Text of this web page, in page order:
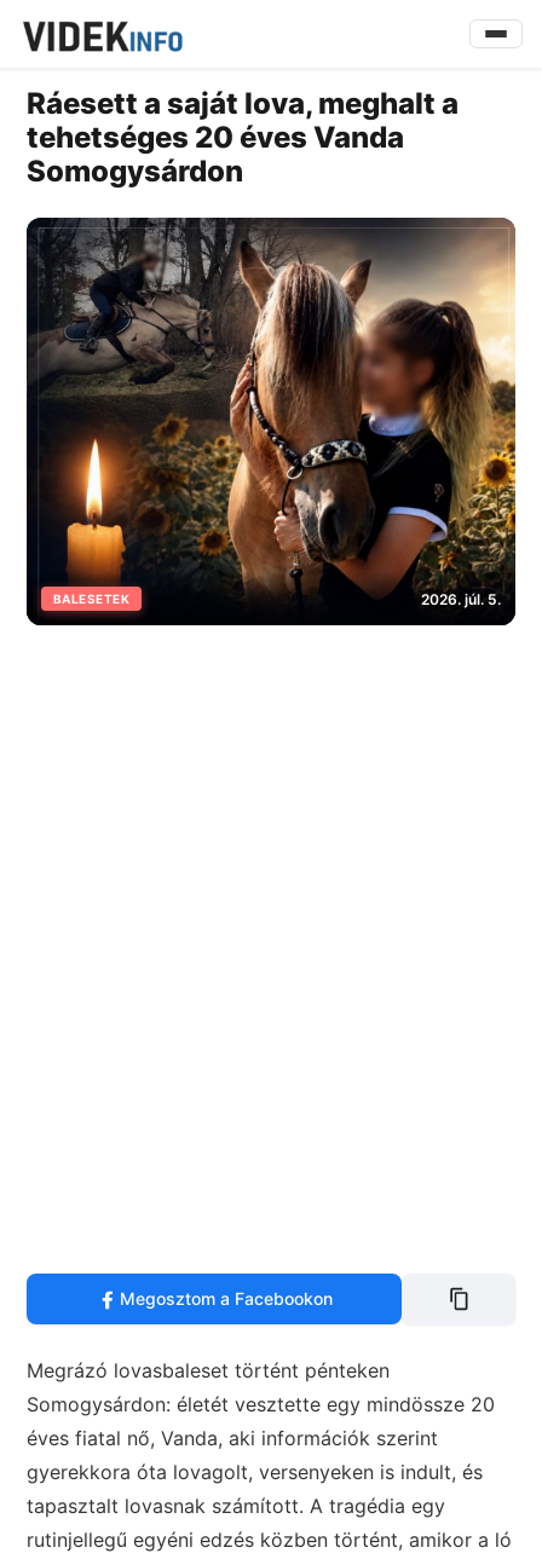
Ráesett a saját lova, meghalt a
tehetséges 20 éves Vanda
Somogysárdon
BALESETEK 2026. júl. 5.
Megosztom a Facebookon
Megrázó lovasbaleset történt pénteken
Somogysárdon: életét vesztette egy mindössze 20
éves fiatal nő, Vanda, aki információk szerint
gyerekkora óta lovagolt, versenyeken is indult, és
tapasztalt lovasnak számított. A tragédia egy
rutinjellegű egyéni edzés közben történt, amikor a ló